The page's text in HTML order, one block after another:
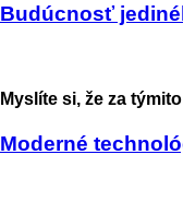
Budúcnosť
Myslíte si, že za
Moderné